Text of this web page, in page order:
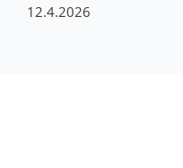
12.4.2026